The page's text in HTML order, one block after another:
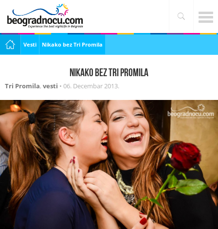
Vesti Nikako bez Tri Promila
Nikako bez Tri Promila
Tri Promila, vesti • 06. Decembar 2013.